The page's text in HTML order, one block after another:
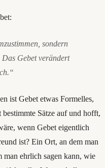
sondern
Gebet verändert
ist Gebet etwas Formelles,
Sätze auf und hofft,
wenn Gebet eigentlich
ist? Ein Ort, an dem man
man ehrlich sagen kann, wie